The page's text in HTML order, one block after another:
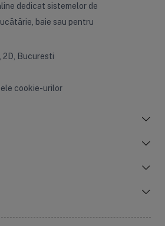
dedicat sistemelor de
baie sau pentru
2D, Bucuresti
cookie-urilor